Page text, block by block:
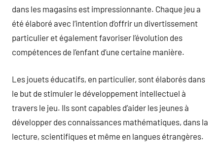
dans les magasins est impressionnante. Chaque jeu a
été élaboré avec l’intention d’offrir un divertissement
particulier et également favoriser l’évolution des
compétences de l’enfant d’une certaine manière.
Les jouets éducatifs, en particulier, sont élaborés dans
le but de stimuler le développement intellectuel à
travers le jeu. Ils sont capables d’aider les jeunes à
développer des connaissances mathématiques, dans la
lecture, scientifiques et même en langues étrangères.